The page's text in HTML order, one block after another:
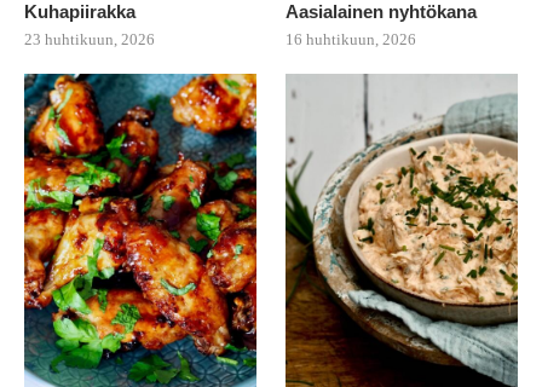
Kuhapiirakka
23 huhtikuun, 2026
Aasialainen nyhtökana
16 huhtikuun, 2026